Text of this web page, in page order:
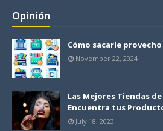
Opinión
Cómo sacarle
November 22, 2024
Las Mejores Tiendas
Encuentra tus
July 18, 2023